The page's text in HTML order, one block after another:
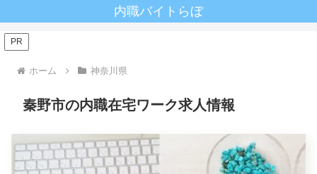
内職バイトらぼ
PR
ホーム 神奈川県
秦野市の内職在宅ワーク求人情報